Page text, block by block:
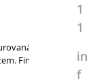
1
1
in
f
ovocná chuť
Finiš je naplněn